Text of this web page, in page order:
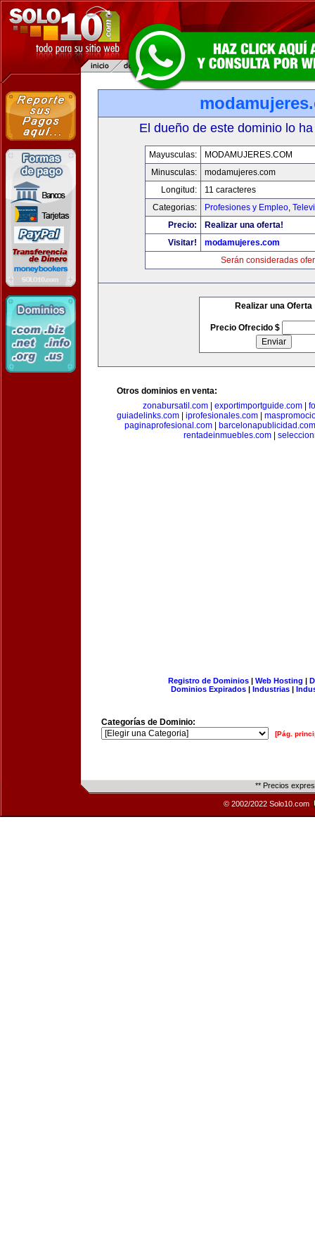
El dueño de este dominio lo
Mayusculas:
MODAMUJERES.COM
Minusculas:
modamujeres.com
Longitud:
11 caracteres
Categorias:
Profesiones y Empleo,
Precio:
Realizar una oferta!
Visitar!
modamujeres.com
Serán consideradas
Realizar una Oferta
Precio Ofrecido $
Otros dominios en venta:
zonabursatil.com
exportimportguide.com
guiadelinks.com
iprofesionales.com
paginaprofesional.com|
barcelonapublicidad.com
rentadeinmuebles.com|
Registro de Dominios| Web Hosting |
Dominios Expirados | Industrias |
Categorías de Dominio:
[Pág.
** Precios
© 2002/2022 Solo10.com